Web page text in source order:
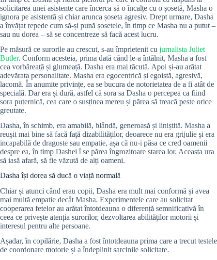
solicitarea unei asistente care încerca să o încalțe cu o șosetă, Masha o
ignora pe asistentă și chiar arunca șoseta agresiv. Drept urmare, Dasha
a învățat repede cum să-și pună șosetele, în timp ce Masha nu a putut –
sau nu dorea – să se concentreze să facă acest lucru.
Pe măsură ce surorile au crescut, s-au împrietenit cu jurnalista Juliet
Butler. Conform acesteia, prima dată când le-a întâlnit, Masha a fost
cea vorbăreață și glumeață. Dasha era mai tăcută. Apoi și-au arătat
adevărata personalitate. Masha era egocentrică și egoistă, agresivă,
lacomă. În anumite privințe, ea se bucura de notorietatea de a fi atât de
specială. Dar era și dură, astfel că sora sa Dasha o percepea ca fiind
sora puternică, cea care o susținea mereu și părea să treacă peste orice
greutate.
Dasha, în schimb, era amabilă, blândă, generoasă și liniștită. Masha a
reușit mai bine să facă față dizabilităților, deoarece nu era grijulie și era
incapabilă de dragoste sau empatie, așa că nu-i păsa ce cred oamenii
despre ea, în timp Dashei î se părea îngrozitoare starea lor. Aceasta ura
să iasă afară, să fie văzută de alți oameni.
Dasha își dorea să ducă o viață normală
Chiar și atunci când erau copii, Dasha era mult mai conformă și avea
mai multă empatie decât Masha. Experimentele care au solicitat
cooperarea fetelor au arătat întotdeauna o diferență semnificativă în
ceea ce privește atenția surorilor, dezvoltarea abilităților motorii și
interesul pentru alte persoane.
Așadar, în copilărie, Dasha a fost întotdeauna prima care a trecut testele
de coordonare motorie și a îndeplinit sarcinile solicitate.